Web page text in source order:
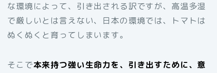
な環境によって、引き出される訳ですが、高温多湿
で厳しいとは言えない、日本の環境では、トマトは
ぬくぬくと育ってしまいます。
そこで本来持つ強い生命力を、引き出すために、意